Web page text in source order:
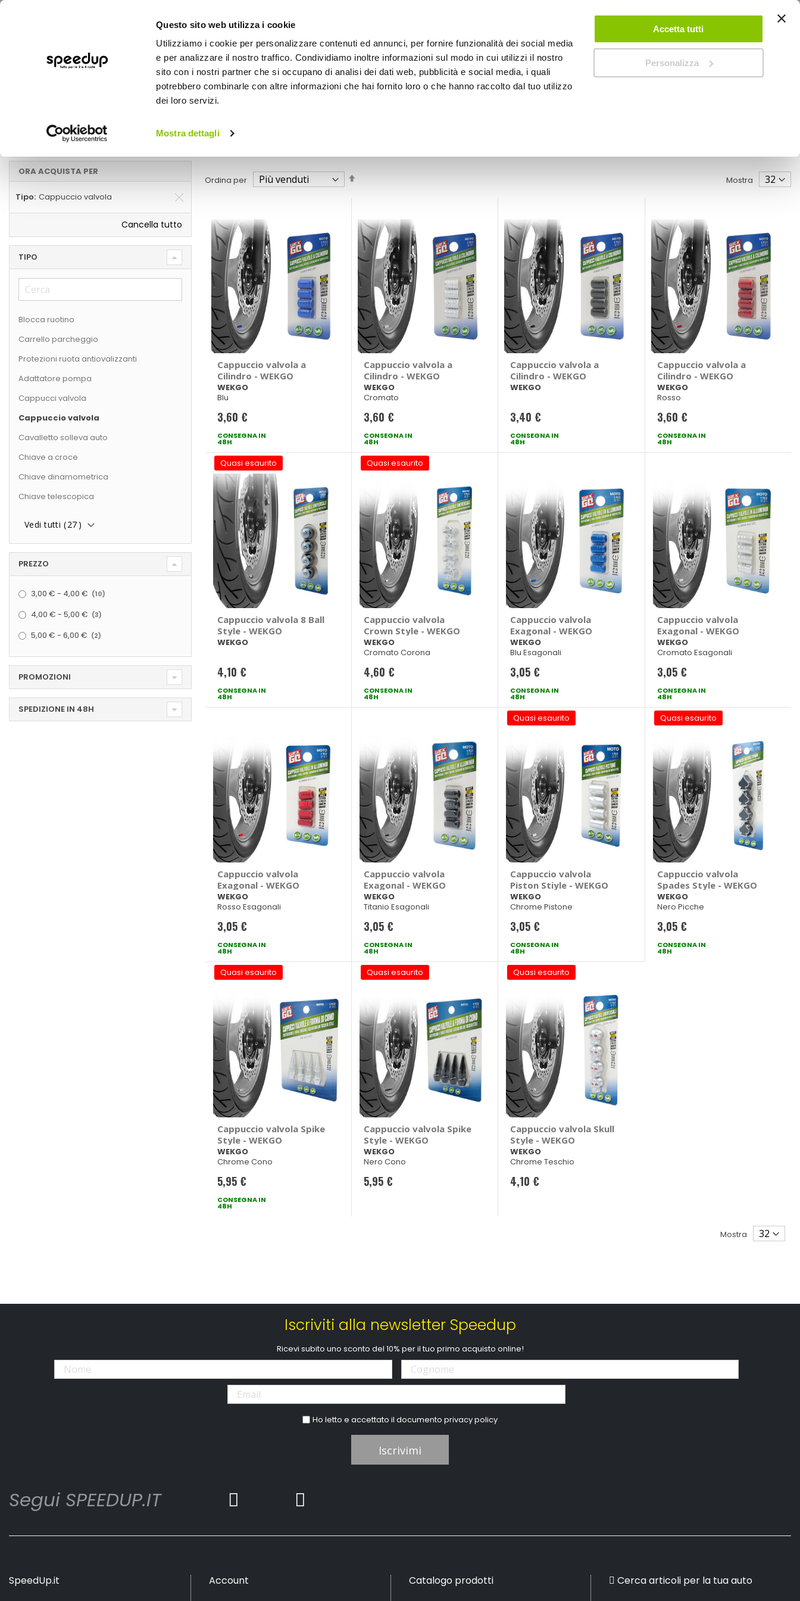
Questo sito web utilizza i cookie
Utilizziamo i cookie per personalizzare contenuti ed annunci, per fornire funzionalità dei social media
e per analizzare il nostro traffico. Condividiamo inoltre informazioni sul modo in cui utilizzi il nostro
sito con i nostri partner che si occupano di analisi dei dati web, pubblicità e social media, i quali
potrebbero combinarle con altre informazioni che hai fornito loro o che hanno raccolto dal tuo utilizzo
dei loro servizi.
Mostra dettagli
Accetta tutti
Personalizza
ACCEDI CREA UN ACCOUNT CONTATTACI
BICI OUTDOOR
Marche WEKGO - Cappuccio valvola
Cappuccio valvola
Ordina per Mostra
Cappuccio valvola a
Cilindro - WEKGO
WEKGO
Blu
3,60 €
CONSEGNA IN
48H
Cappuccio valvola a
Cilindro - WEKGO
WEKGO
Cromato
3,60 €
CONSEGNA IN
48H
Cappuccio valvola a
Cilindro - WEKGO
WEKGO
3,40 €
CONSEGNA IN
48H
Cappuccio valvola a
Cilindro - WEKGO
WEKGO
Rosso
3,60 €
CONSEGNA IN
48H
Quasi esaurito
Cappuccio valvola 8 Ball
Style - WEKGO
WEKGO
4,10 €
CONSEGNA IN
48H
Quasi esaurito
Cappuccio valvola
Crown Style - WEKGO
WEKGO
Cromato Corona
4,60 €
CONSEGNA IN
48H
Cappuccio valvola
Exagonal - WEKGO
WEKGO
Blu Esagonali
3,05 €
CONSEGNA IN
48H
Cappuccio valvola
Exagonal - WEKGO
WEKGO
Cromato Esagonali
3,05 €
CONSEGNA IN
48H
Cappuccio valvola
Exagonal - WEKGO
WEKGO
Rosso Esagonali
3,05 €
CONSEGNA IN
48H
Cappuccio valvola
Exagonal - WEKGO
WEKGO
Titanio Esagonali
3,05 €
CONSEGNA IN
48H
Quasi esaurito
Cappuccio valvola
Piston Stiyle - WEKGO
WEKGO
Chrome Pistone
3,05 €
CONSEGNA IN
48H
Quasi esaurito
Cappuccio valvola
Spades Style - WEKGO
WEKGO
Nero Picche
3,05 €
CONSEGNA IN
48H
Quasi esaurito
Cappuccio valvola Spike
Style - WEKGO
WEKGO
Chrome Cono
5,95 €
CONSEGNA IN
48H
Quasi esaurito
Cappuccio valvola Spike
Style - WEKGO
WEKGO
Nero Cono
5,95 €
Quasi esaurito
Cappuccio valvola Skull
Style - WEKGO
WEKGO
Chrome Teschio
4,10 €
Mostra
ORA ACQUISTA PER
Tipo Cappuccio valvola
Cancella tutto
TIPO
Blocca ruotino
Carrello parcheggio
Protezioni ruota antiovalizzanti
Adattatore pompa
Cappucci valvola
Cappuccio valvola
Cavalletto solleva auto
Chiave a croce
Chiave dinamometrica
Chiave telescopica
Vedi tutti (27 )
PREZZO
3,00 € - 4,00 € 10
4,00 € - 5,00 € 3
5,00 € - 6,00 € 2
PROMOZIONI
SPEDIZIONE IN 48H
Iscriviti alla newsletter Speedup
Ricevi subito uno sconto del 10% per il tuo primo acquisto online!
Ho letto e accettato il documentoprivacy policy
Iscrivimi
Segui SPEEDUP.IT
SpeedUp.it Account Catalogo prodotti Cerca articoli per la tua auto